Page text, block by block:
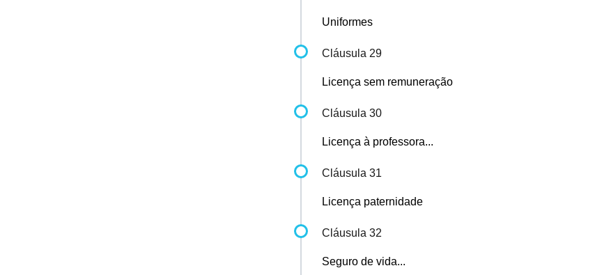
Uniformes
Cláusula 29
Licença sem remuneração
Cláusula 30
Licença à professora...
Cláusula 31
Licença paternidade
Cláusula 32
Seguro de vida...